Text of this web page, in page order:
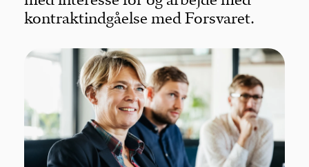
kontraktindgåelse med Forsvaret.